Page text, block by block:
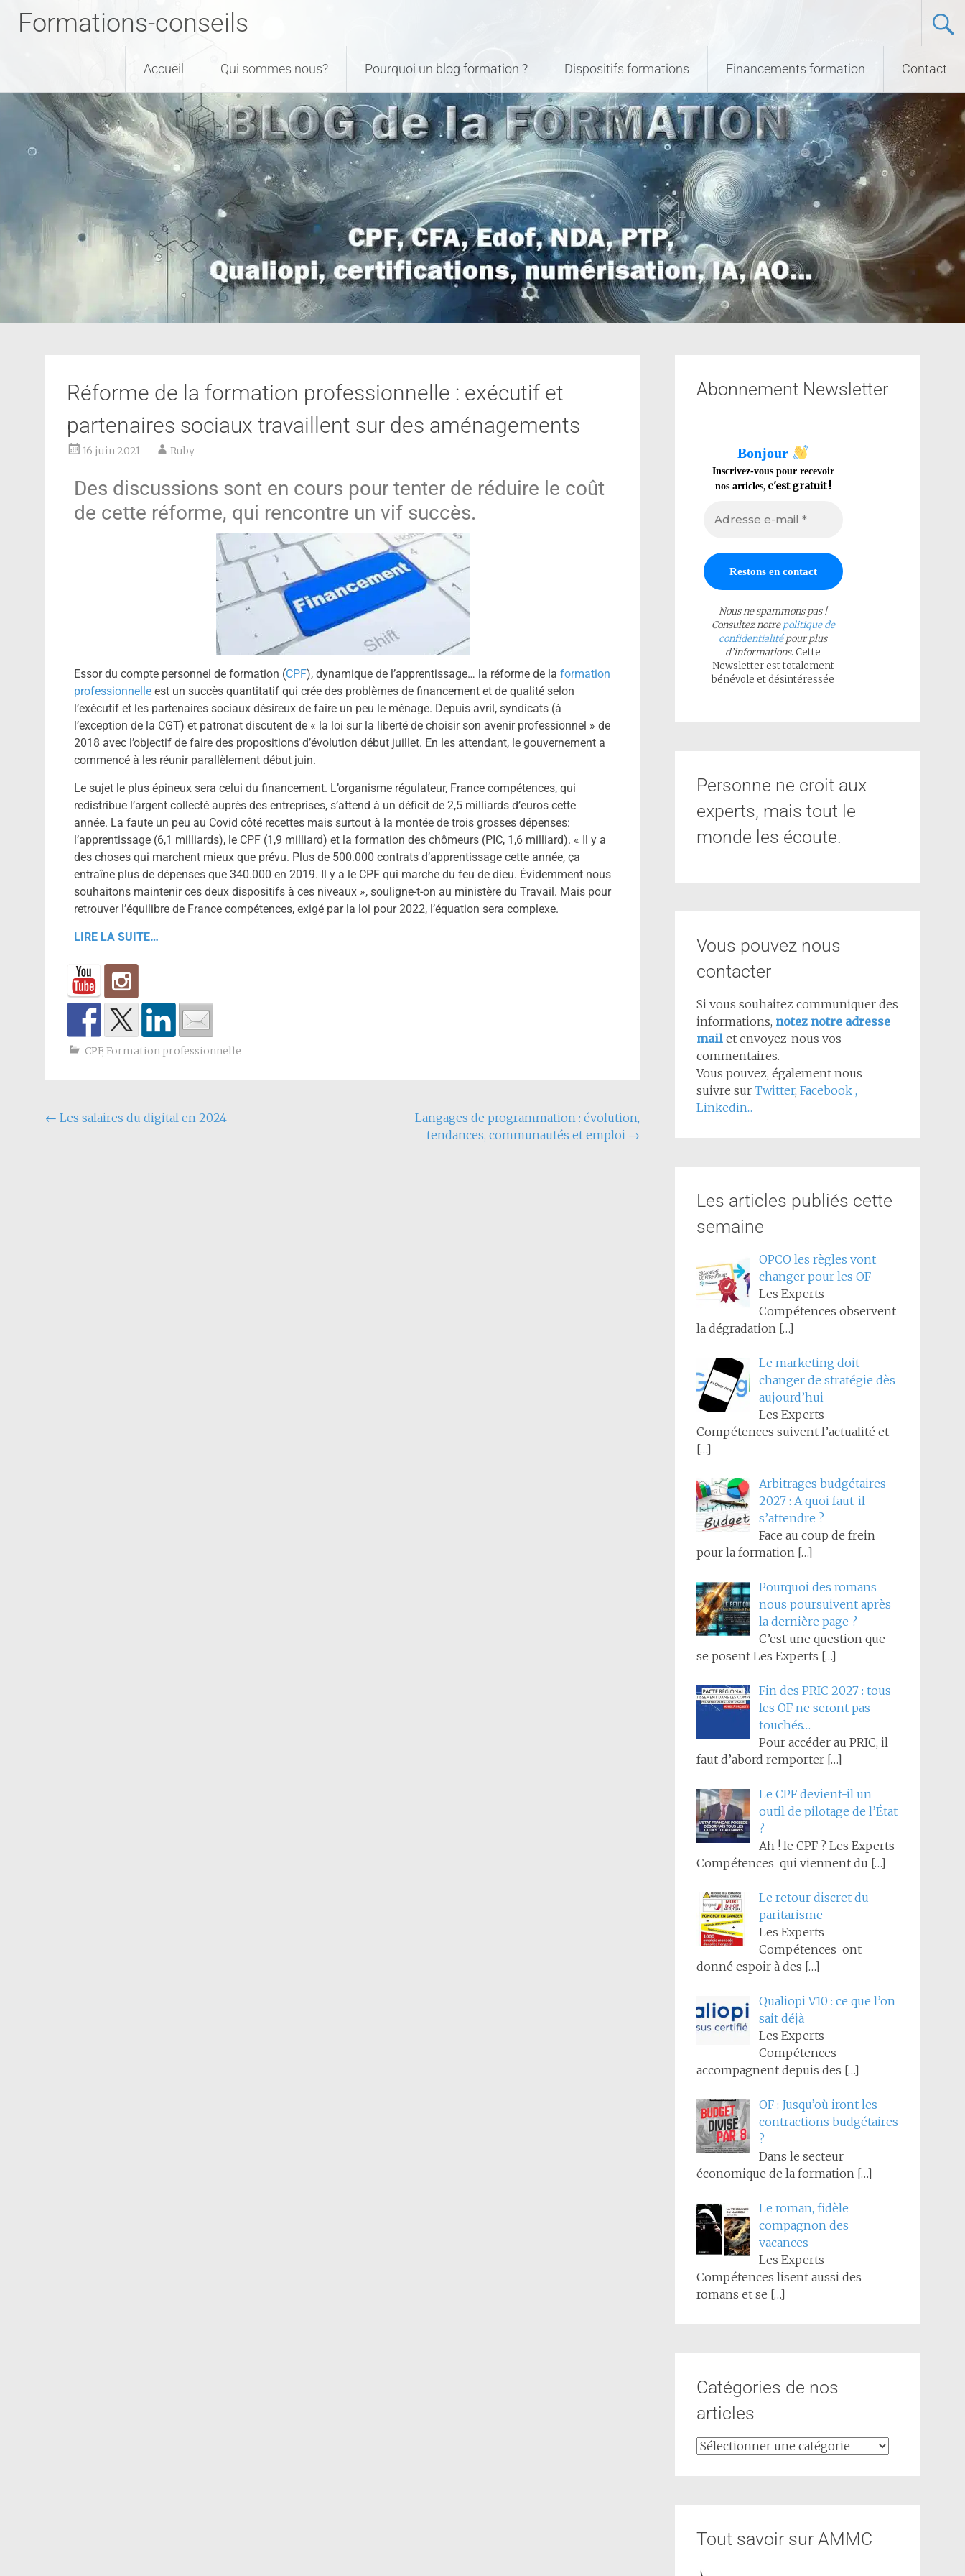
Formations-conseils
Accueil Qui sommes nous? Pourquoi un blog formation ? Dispositifs formations Financements formation Contact
Réforme de la formation professionnelle : exécutif et
partenaires sociaux travaillent sur des aménagements
16 juin 2021 Ruby
Des discussions sont en cours pour tenter de réduire le coût
de cette réforme, qui rencontre un vif succès.
Essor du compte personnel de formation (CPF), dynamique de l’apprentissage… la réforme de la formation
professionnelle est un succès quantitatif qui crée des problèmes de financement et de qualité selon
l’exécutif et les partenaires sociaux désireux de faire un peu le ménage. Depuis avril, syndicats (à
l’exception de la CGT) et patronat discutent de « la loi sur la liberté de choisir son avenir professionnel » de
2018 avec l’objectif de faire des propositions d’évolution début juillet. En les attendant, le gouvernement a
commencé à les réunir parallèlement début juin.
Le sujet le plus épineux sera celui du financement. L’organisme régulateur, France compétences, qui
redistribue l’argent collecté auprès des entreprises, s’attend à un déficit de 2,5 milliards d’euros cette
année. La faute un peu au Covid côté recettes mais surtout à la montée de trois grosses dépenses:
l’apprentissage (6,1 milliards), le CPF (1,9 milliard) et la formation des chômeurs (PIC, 1,6 milliard). « Il y a
des choses qui marchent mieux que prévu. Plus de 500.000 contrats d’apprentissage cette année, ça
entraîne plus de dépenses que 340.000 en 2019. Il y a le CPF qui marche du feu de dieu. Évidemment nous
souhaitons maintenir ces deux dispositifs à ces niveaux », souligne-t-on au ministère du Travail. Mais pour
retrouver l’équilibre de France compétences, exigé par la loi pour 2022, l’équation sera complexe.
LIRE LA SUITE…
CPF, Formation professionnelle
← Les salaires du digital en 2024
Langages de programmation : évolution,
tendances, communautés et emploi →
Abonnement Newsletter
Bonjour
Inscrivez-vous pour recevoir
nos articles, c'est gratuit !
Nous ne spammons pas !
Consultez notrepolitique de
confidentialitépour plus
d’informations. Cette
Newsletter est totalement
bénévole et désintéressée
Personne ne croit aux
experts, mais tout le
monde les écoute.
Vous pouvez nous
contacter
Si vous souhaitez communiquer des
informations, notez notre adresse
mail et envoyez-nous vos
commentaires.
Vous pouvez, également nous
suivre sur Twitter, Facebook ,
Linkedin...
Les articles publiés cette
semaine
OPCO les règles vont
changer pour les OF
Les Experts
Compétences observent
la dégradation […]
Le marketing doit
changer de stratégie dès
aujourd’hui
Les Experts
Compétences suivent l’actualité et
[…]
Arbitrages budgétaires
2027 : A quoi faut-il
s’attendre ?
Face au coup de frein
pour la formation […]
Pourquoi des romans
nous poursuivent après
la dernière page ?
C’est une question que
se posent Les Experts […]
Fin des PRIC 2027 : tous
les OF ne seront pas
touchés…
Pour accéder au PRIC, il
faut d’abord remporter […]
Le CPF devient-il un
outil de pilotage de l’État
?
Ah ! le CPF ? Les Experts
Compétences qui viennent du […]
Le retour discret du
paritarisme
Les Experts
Compétences ont
donné espoir à des […]
Qualiopi V10 : ce que l’on
sait déjà
Les Experts
Compétences
accompagnent depuis des […]
OF : Jusqu’où iront les
contractions budgétaires
?
Dans le secteur
économique de la formation […]
Le roman, fidèle
compagnon des
vacances
Les Experts
Compétences lisent aussi des
romans et se […]
Catégories de nos
articles
Tout savoir sur AMMC